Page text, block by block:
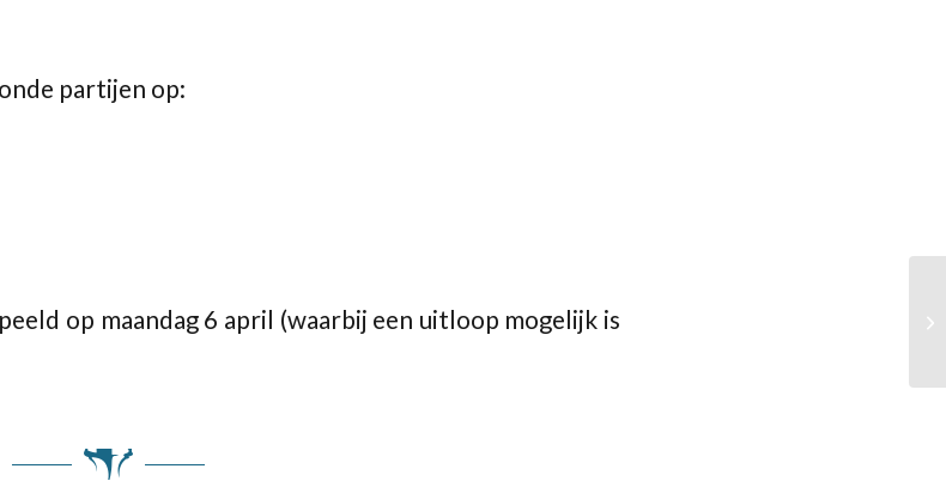
partijen op:
op maandag 6 april (waarbij een uitloop mogelijk is